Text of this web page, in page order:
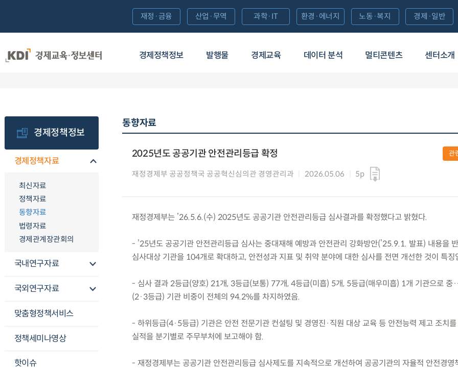
경제정책정보 발행물 경제교육 데이터 분석 멀티콘텐츠 센터소개
재정·금융 산업·무역 과학·IT 환경·에너지 노동·복지 경제·일반
경제정책정보
경제정책자료
최신자료
정책자료
동향자료
법령자료
경제관계장관회의
국내연구자료
국외연구자료
맞춤형정책서비스
정책세미나영상
핫이슈
동향자료
2025년도 공공기관 안전관리등급 확정
재정경제부 공공정책국 공공혁신심의관 경영관리과 2026.05.06 5p
관
재정경제부는 ’26.5.6.(수) 2025년도 공공기관 안전관리등급 심사결과를 확정했다고 밝혔다.
- ’25년도 공공기관 안전관리등급 심사는 중대재해 예방과 안전관리 강화방안(’25.9.1. 발표) 내용을
심사대상 기관을 104개로 확대하고, 안전성과 지표 및 취약 분야에 대한 심사를 전면 개선한 것이 특징
- 심사 결과 2등급(양호) 21개, 3등급(보통) 77개, 4등급(미흡) 5개, 5등급(매우미흡) 1개 기관으로 중
(2·3등급) 기관 비중이 전체의 94.2%를 차지하였음.
- 하위등급(4·5등급) 기관은 안전 전문기관 컨설팅 및 경영진·직원 대상 교육 등 안전능력 제고 조치를
실적을 분기별로 주무부처에 보고해야 함.
- 재정경제부는 공공기관 안전관리등급 심사제도를 지속적으로 개선하여 공공기관의 자율적 안전경영